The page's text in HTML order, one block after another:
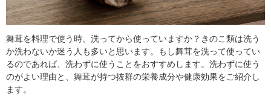
舞茸を料理で使う時、洗ってから使っていますか？きのこ類は洗う
か洗わないか迷う人も多いと思います。もし舞茸を洗って使ってい
るのであれば、洗わずに使うことをおすすめします。洗わずに使う
のがよい理由と、舞茸が持つ抜群の栄養成分や健康効果をご紹介し
ます。